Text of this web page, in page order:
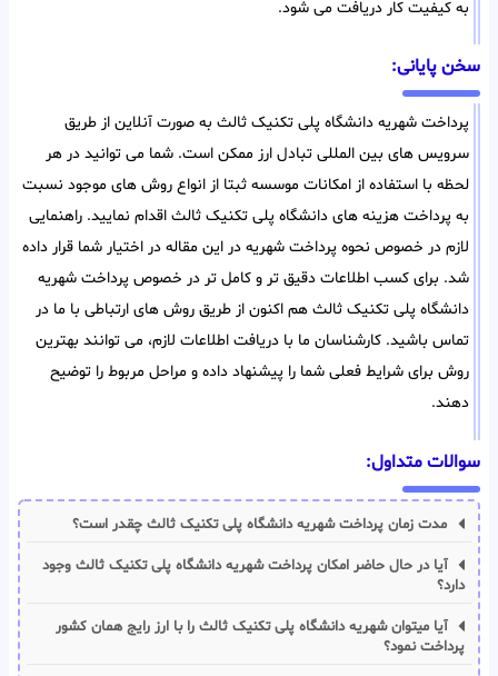
به کیفیت کار دریافت می شود.
سخن پایانی:
پرداخت شهریه دانشگاه پلی تکنیک ثالث به صورت آنلاین از طریق
سرویس های بین المللی تبادل ارز ممکن است. شما می توانید در هر
لحظه با استفاده از امکانات موسسه ثبتا از انواع روش های موجود نسبت
به پرداخت هزینه های دانشگاه پلی تکنیک ثالث اقدام نمایید. راهنمایی
لازم در خصوص نحوه پرداخت شهریه در این مقاله در اختیار شما قرار داده
شد. برای کسب اطلاعات دقیق تر و کامل تر در خصوص پرداخت شهریه
دانشگاه پلی تکنیک ثالث هم اکنون از طریق روش های ارتباطی با ما در
تماس باشید. کارشناسان ما با دریافت اطلاعات لازم، می توانند بهترین
روش برای شرایط فعلی شما را پیشنهاد داده و مراحل مربوط را توضیح
دهند.
سوالات متداول:
مدت زمان پرداخت شهریه دانشگاه پلی تکنیک ثالث چقدر است؟
آیا در حال حاضر امکان پرداخت شهریه دانشگاه پلی تکنیک ثالث وجود
دارد؟
آیا میتوان شهریه دانشگاه پلی تکنیک ثالث را با ارز رایج همان کشور
پرداخت نمود؟